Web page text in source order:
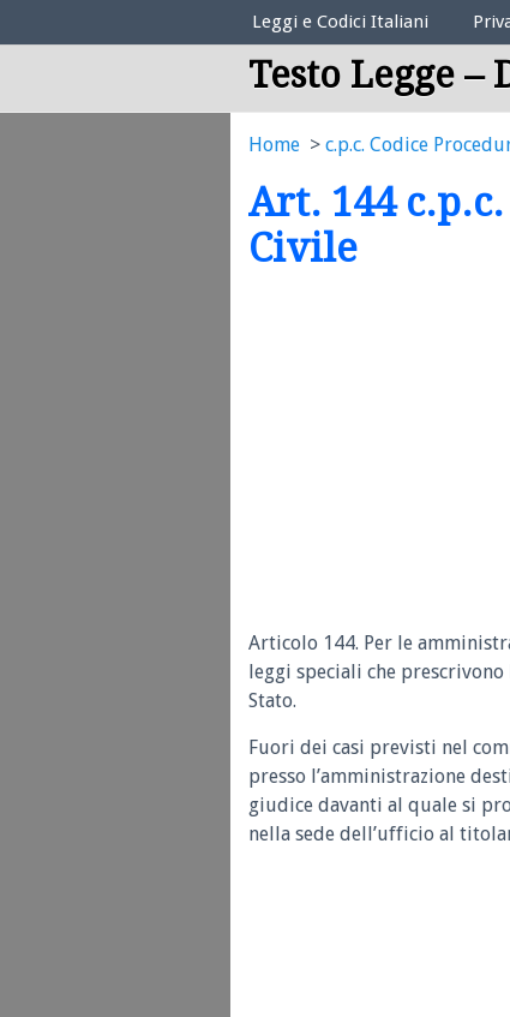
Elenco Codici Legali
Leggi e Codici Italiani
Testo Legge
Home c.p.c. Codice
Art. 144
Civile
Articolo 144. Per le
leggi speciali che
Stato.
Fuori dei casi previsti nel
presso l’amministrazione
giudice davanti al quale si
nella sede dell’ufficio al